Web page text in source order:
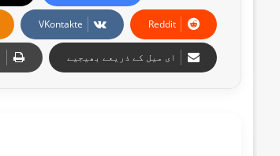
Reddit
VKontakte
ای میل کے ذریعے بھیجیے